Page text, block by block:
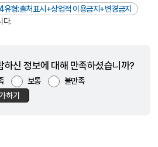
유형:출처표시+상업적 이용금지+변경금지
다.
하신 정보에 대해 만족하셨습니까?
보통
불만족
하기